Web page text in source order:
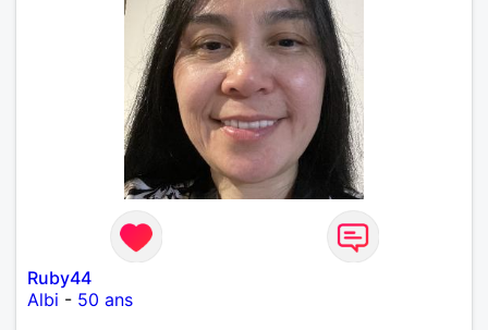
Ruby44
Albi - 50 ans